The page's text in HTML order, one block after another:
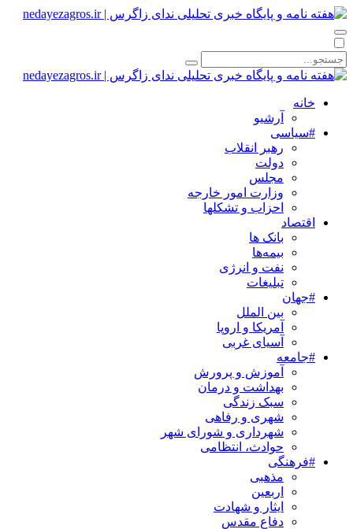
خانه
آرشیو
#سیاسی
رهبر انقلاب
دولت
مجلس
وزارت امور خارجه
احزاب و تشکلها
اقتصاد
بانک ها
بیمه‌ها
نفت و انرژی
تبلیغات
#جهان
بین الملل
آمریکا و اروپا
آسیای غربی
#جامعه
آموزش و پرورش
بهداشت و درمان
سبک زندگی
شهری و رفاهی
شهرداری و شورای شهر
حوادث، انتظامی
#فرهنگی
مذهبی
اربعین
ایثار و شهادت
دفاع مقدس